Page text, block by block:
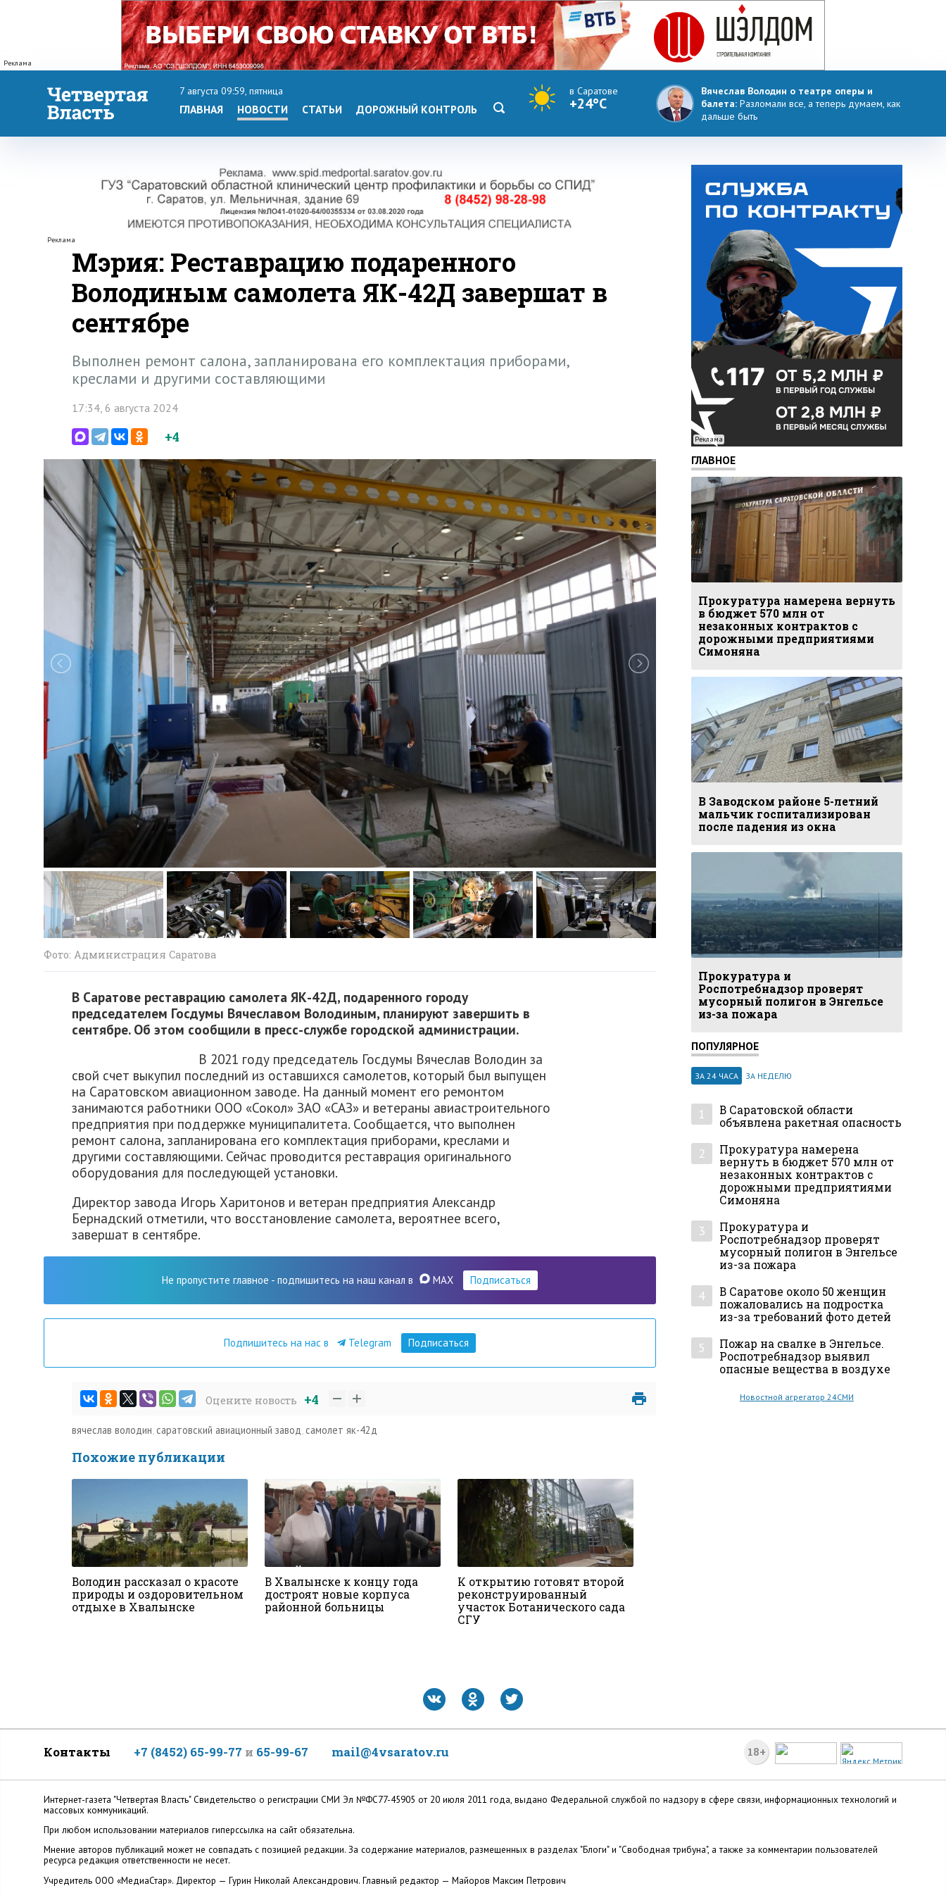
Реклама
7 августа 09:59, пятница
ГЛАВНАЯ НОВОСТИ СТАТЬИ ДОРОЖНЫЙ КОНТРОЛЬ
в Саратове
+24°C
Вячеслав Володин о театре оперы и
балета: Разломали все, а теперь думаем, как
дальше быть
Реклама
Мэрия: Реставрацию подаренного
Володиным самолета ЯК-42Д завершат в
сентябре
Выполнен ремонт салона, запланирована его комплектация приборами,
креслами и другими составляющими
17:34, 6 августа 2024
+4
Фото: Администрация Саратова
В Саратове реставрацию самолета ЯК-42Д, подаренного городу
председателем Госдумы Вячеславом Володиным, планируют завершить в
сентябре. Об этом сообщили в пресс-службе городской администрации.
В 2021 году председатель Госдумы Вячеслав Володин за
свой счет выкупил последний из оставшихся самолетов, который был выпущен
на Саратовском авиационном заводе. На данный момент его ремонтом
занимаются работники ООО «Сокол» ЗАО «САЗ» и ветераны авиастроительного
предприятия при поддержке муниципалитета. Сообщается, что выполнен
ремонт салона, запланирована его комплектация приборами, креслами и
другими составляющими. Сейчас проводится реставрация оригинального
оборудования для последующей установки.
Директор завода Игорь Харитонов и ветеран предприятия Александр
Бернадский отметили, что восстановление самолета, вероятнее всего,
завершат в сентябре.
Не пропустите главное - подпишитесь на наш канал в MAX Подписаться
Подпишитесь на нас в Telegram Подписаться
Оцените новость +4
вячеслав володин саратовский авиационный завод самолет як-42д
Похожие публикации
Володин рассказал о красоте
природы и оздоровительном
отдыхе в Хвалынске
В Хвалынске к концу года
достроят новые корпуса
районной больницы
К открытию готовят второй
реконструированный
участок Ботанического сада
СГУ
Реклама
ГЛАВНОЕ
Прокуратура намерена вернуть
в бюджет 570 млн от
незаконных контрактов с
дорожными предприятиями
Симоняна
В Заводском районе 5-летний
мальчик госпитализирован
после падения из окна
Прокуратура и
Роспотребнадзор проверят
мусорный полигон в Энгельсе
из-за пожара
ПОПУЛЯРНОЕ
ЗА 24 ЧАСА ЗА НЕДЕЛЮ
1
В Саратовской области
объявлена ракетная опасность
2
Прокуратура намерена
вернуть в бюджет 570 млн от
незаконных контрактов с
дорожными предприятиями
Симоняна
3
Прокуратура и
Роспотребнадзор проверят
мусорный полигон в Энгельсе
из-за пожара
4
В Саратове около 50 женщин
пожаловались на подростка
из-за требований фото детей
5
Пожар на свалке в Энгельсе.
Роспотребнадзор выявил
опасные вещества в воздухе
Новостной агрегатор 24СМИ
18+
Контакты +7 (8452) 65-99-77 и 65-99-67 mail@4vsaratov.ru
Интернет-газета "Четвертая Власть" Cвидетельство о регистрации СМИ Эл №ФС77-45905 от 20 июля 2011 года, выдано Федеральной службой по надзору в сфере связи, информационных технологий и
массовых коммуникаций.
При любом использовании материалов гиперссылка на сайт обязательна.
Мнение авторов публикаций может не совпадать с позицией редакции. За содержание материалов, размещенных в разделах "Блоги" и "Свободная трибуна", а также за комментарии пользователей
ресурса редакция ответственности не несет.
Учредитель ООО «МедиаСтар». Директор — Гурин Николай Александрович. Главный редактор — Майоров Максим Петрович